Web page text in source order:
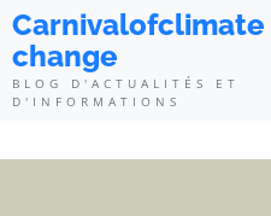
Carnivalofclimate
change
BLOG D'ACTUALITÉS ET
D'INFORMATIONS